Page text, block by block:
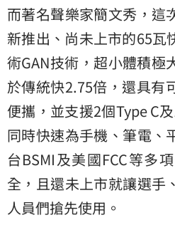
而著名聲樂家簡文秀，這
新推出、尚未上市的65瓦
術GAN技術，超小體積極
於傳統快2.75倍，還具有
便攜，並支援2個Type C
同時快速為手機、筆電、
台BSMI及美國FCC等多
全，且還未上市就讓選手
人員們搶先使用。